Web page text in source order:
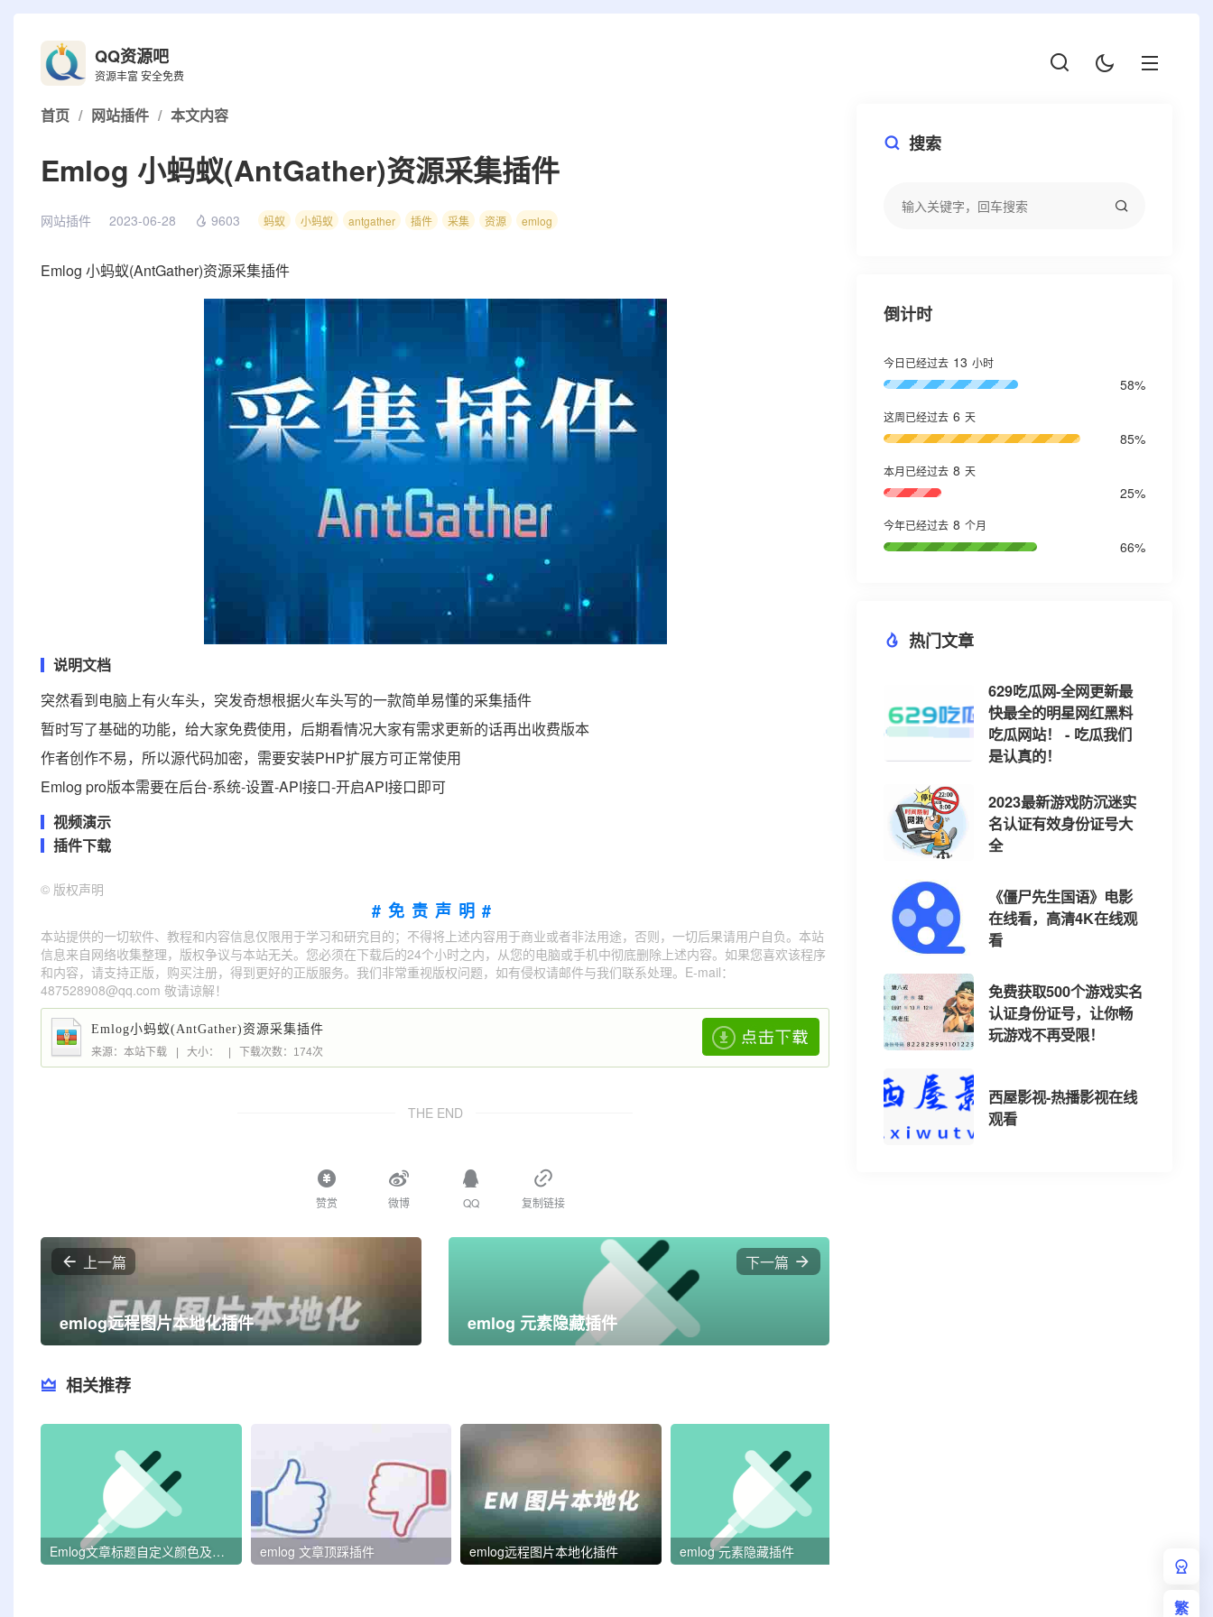
QQ资源吧
资源丰富 安全免费
首页 / 网站插件 / 本文内容
Emlog 小蚂蚁(AntGather)资源采集插件
网站插件 2023-06-28 9603 蚂蚁 小蚂蚁 antgather 插件 采集 资源 emlog
Emlog 小蚂蚁(AntGather)资源采集插件
说明文档
突然看到电脑上有火车头，突发奇想根据火车头写的一款简单易懂的采集插件
暂时写了基础的功能，给大家免费使用，后期看情况大家有需求更新的话再出收费版本
作者创作不易，所以源代码加密，需要安装PHP扩展方可正常使用
Emlog pro版本需要在后台-系统-设置-API接口-开启API接口即可
视频演示
插件下载
© 版权声明
#免责声明#
本站提供的一切软件、教程和内容信息仅限用于学习和研究目的；不得将上述内容用于商业或者非法用途，否则，一切后果请用户自负。本站
信息来自网络收集整理，版权争议与本站无关。您必须在下载后的24个小时之内，从您的电脑或手机中彻底删除上述内容。如果您喜欢该程序
和内容，请支持正版，购买注册，得到更好的正版服务。我们非常重视版权问题，如有侵权请邮件与我们联系处理。E-mail：
487528908@qq.com 敬请谅解！
Emlog小蚂蚁(AntGather)资源采集插件
来源：本站下载 大小： 下载次数：174次
THE END
赞赏 微博 QQ 复制链接
上一篇
emlog远程图片本地化插件
下一篇
emlog 元素隐藏插件
相关推荐
Emlog文章标题自定义颜色及加粗插件最新版 emlog 文章顶踩插件 emlog远程图片本地化插件 emlog 元素隐藏插件
搜索
倒计时
今日已经过去 13 小时
58%
这周已经过去 6 天
85%
本月已经过去 8 天
25%
今年已经过去 8 个月
66%
热门文章
629吃瓜网-全网更新最
快最全的明星网红黑料
吃瓜网站！ - 吃瓜我们
是认真的！
2023最新游戏防沉迷实
名认证有效身份证号大
全
《僵尸先生国语》电影
在线看，高清4K在线观
看
免费获取500个游戏实名
认证身份证号，让你畅
玩游戏不再受限！
西屋影视-热播影视在线
观看
繁